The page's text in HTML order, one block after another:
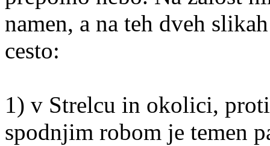
namen, a na teh dveh
cesto:
1) v Strelcu in okolici,
spodnjim robom je temen